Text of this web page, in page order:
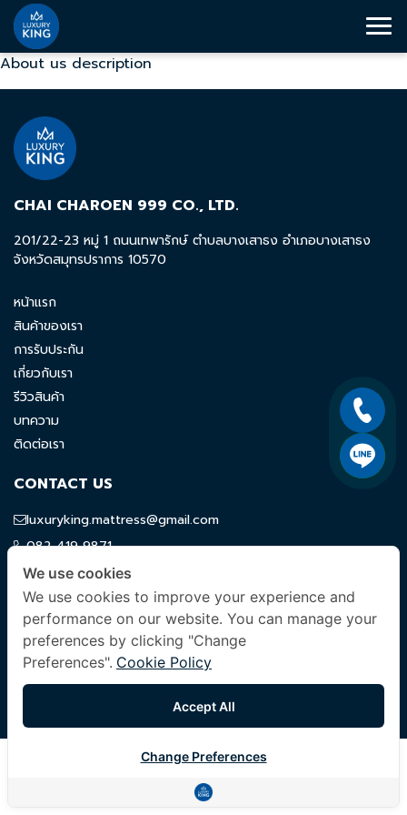
About us description
CHAI CHAROEN 999 CO., LTD.
201/22-23 หมู่ 1 ถนนเทพารักษ์ ตำบลบางเสาธง อำเภอบางเสาธง
จังหวัดสมุทรปราการ 10570
หน้าแรก
สินค้าของเรา
การรับประกัน
เกี่ยวกับเรา
รีวิวสินค้า
บทความ
ติดต่อเรา
CONTACT US
luxuryking.mattress@gmail.com
082 419 9871
FOLLOW US
© 2024 Company All Rights Reserved. |Terms & Conditions
Privacy Policy|Other Policies
We use cookies
We use cookies to improve your experience and
performance on our website. You can manage your
preferences by clicking "Change
Preferences". Cookie Policy
Accept All
Change Preferences